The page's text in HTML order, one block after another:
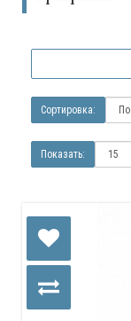
Сортировка:
Показать: